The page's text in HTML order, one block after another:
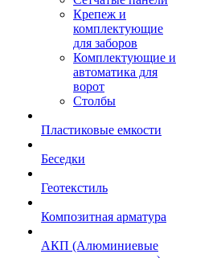
Крепеж и
комплектующие
для заборов
Комплектующие и
автоматика для
ворот
Столбы
Пластиковые емкости
Беседки
Геотекстиль
Композитная арматура
АКП (Алюминиевые